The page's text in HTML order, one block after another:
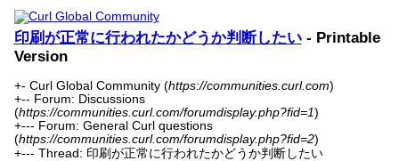
印刷が正常に行われたかどうか判断したい- Printable
Version
+- Curl Global Community (https://communities.curl.com)
+-- Forum: Discussions
(https://communities.curl.com/forumdisplay.php?fid=1)
+--- Forum: General Curl questions
(https://communities.curl.com/forumdisplay.php?fid=2)
+--- Thread: 印刷が正常に行われたかどうか判断したい